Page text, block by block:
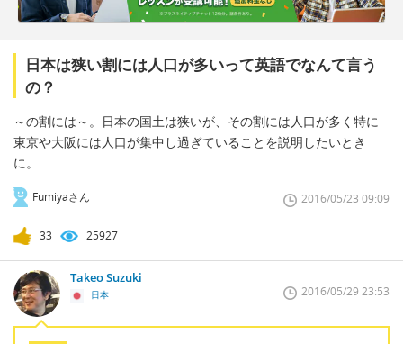
日本は狭い割には人口が多いって英語でなんて言う
の？
～の割には～。日本の国土は狭いが、その割には人口が多く特に
東京や大阪には人口が集中し過ぎていることを説明したいとき
に。
Fumiyaさん 2016/05/23 09:09
33 25927
Takeo Suzuki
日本 2016/05/29 23:53